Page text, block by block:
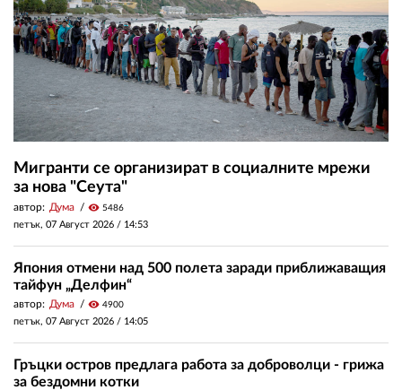
Мигранти се организират в социалните мрежи
за нова "Сеута"
автор: Дума visibility 5486
петък, 07 Август 2026 / 14:53
Япония отмени над 500 полета заради приближаващия
тайфун „Делфин“
автор: Дума visibility 4900
петък, 07 Август 2026 / 14:05
Гръцки остров предлага работа за доброволци - грижа
за бездомни котки